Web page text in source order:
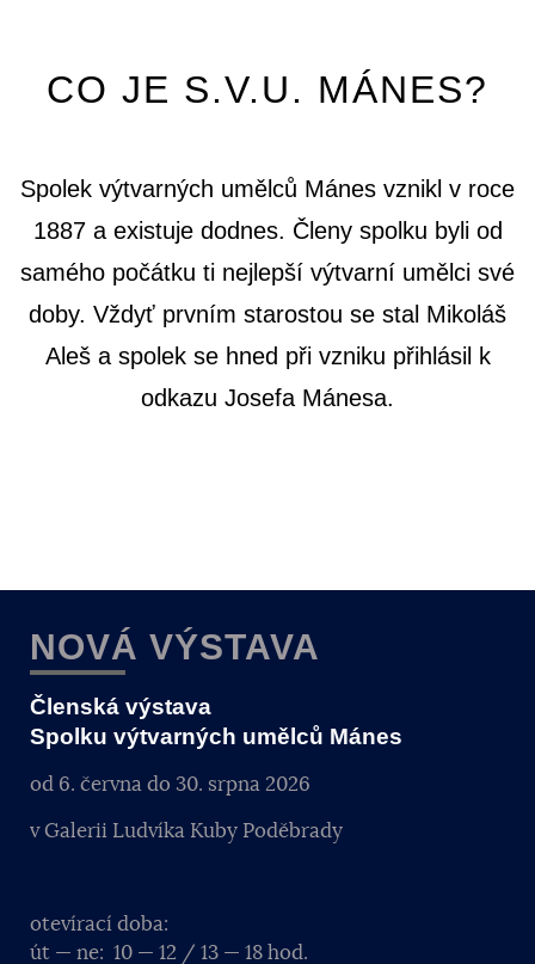
CO JE S.V.U. MÁNES?
Spolek výtvarných umělců Mánes vznikl v roce
1887 a existuje dodnes. Členy spolku byli od
samého počátku ti nejlepší výtvarní umělci své
doby. Vždyť prvním starostou se stal Mikoláš
Aleš a spolek se hned při vzniku přihlásil k
odkazu Josefa Mánesa.
NOVÁ VÝSTAVA
Členská výstava
Spolku výtvarných umělců Mánes
od 6. června do 30. srpna 2026
v Galerii Ludvíka Kuby Poděbrady
otevírací doba:
út — ne: 10 — 12 / 13 — 18 hod.